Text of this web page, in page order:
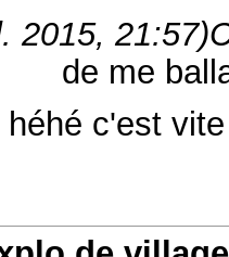
2015, 21:57)
de me
héhé c'est